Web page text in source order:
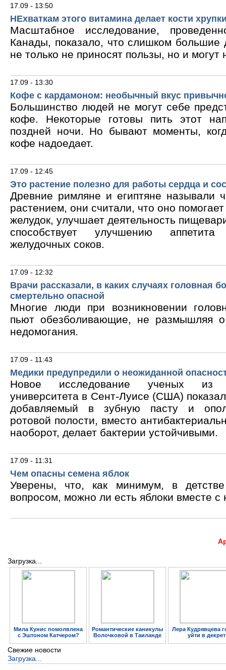
17.09 - 13:50
НЕхваткам этого витамина делает кости
Масштабное исследование,
Канады, показало, что слишком большие
не только не приносят пользы, но и могут
17.09 - 13:30
Кофе с кардамоном: необычный вкус
Большинство людей не могут себе
кофе. Некоторые готовы пить этот
поздней ночи. Но бывают моменты,
кофе надоедает.
17.09 - 12:45
Это растение полезно для работы сердца и
Древние римляне и египтяне называли
растением, они считали, что оно
желудок, улучшает деятельность
способствует улучшению
желудочных соков.
17.09 - 12:32
Врачи рассказали, в каких случаях головная
смертельно опасной
Многие люди при возникновении
пьют обезболивающие, не размышляя о
недомогания.
17.09 - 11:43
Медики предупредили о неожиданной
Новое исследование ученых из
университета в Сент-Луисе (США)
добавляемый в зубную пасту и
ротовой полости, вместо
наоборот, делает бактерии устойчивыми.
17.09 - 11:31
Чем опасны семена яблок
Уверены, что, как минимум, в
вопросом, можно ли есть яблоки вместе с
Загрузка...
Мила Кунис помолвлена
с Эштоном Катчером?
Романтические каникулы
Волочковой в Таиланде
Лера Кудрявцева
уйти в декрет
Свежие новости
Загрузка...